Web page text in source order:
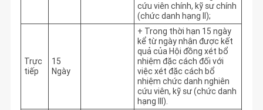
cứu viên chính, kỹ sư chính
(chức danh hạng II);
Trực
tiếp
15
Ngày
+ Trong thời hạn 15 ngày
kể từ ngày nhận được kết
quả của Hội đồng xét bổ
nhiệm đặc cách đối với
việc xét đặc cách bổ
nhiệm chức danh nghiên
cứu viên, kỹ sư (chức danh
hạng III).